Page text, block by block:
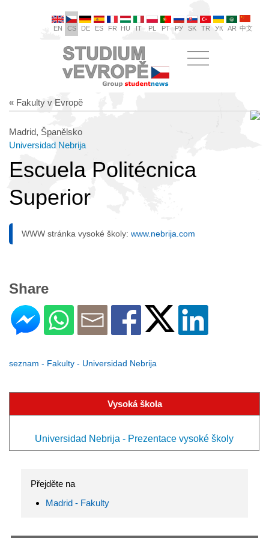
EN CS DE ES FR HU IT PL PT РУ SK TR УК AR 中文
« Fakulty v Evropě
Madrid, Španělsko
Universidad Nebrija
Escuela Politécnica
Superior
WWW stránka vysoké školy: www.nebrija.com
Share
seznam - Fakulty - Universidad Nebrija
Vysoká škola
Universidad Nebrija - Prezentace vysoké školy
Přejděte na
Madrid - Fakulty